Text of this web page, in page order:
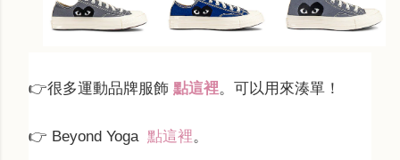
👉很多運動品牌服飾 點這裡。可以用來湊單！
👉 Beyond Yoga 點這裡。